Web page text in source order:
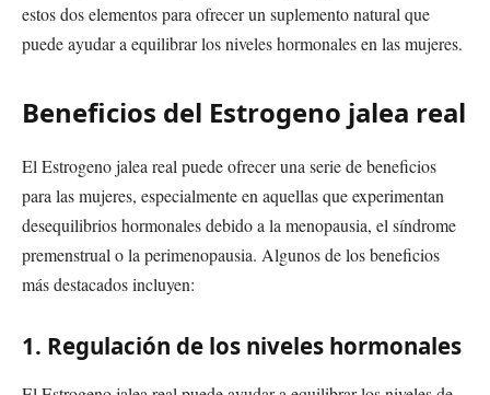
estos dos elementos para ofrecer un suplemento natural que
puede ayudar a equilibrar los niveles hormonales en las mujeres.
Beneficios del Estrogeno jalea real
El Estrogeno jalea real puede ofrecer una serie de beneficios
para las mujeres, especialmente en aquellas que experimentan
desequilibrios hormonales debido a la menopausia, el síndrome
premenstrual o la perimenopausia. Algunos de los beneficios
más destacados incluyen:
1. Regulación de los niveles hormonales